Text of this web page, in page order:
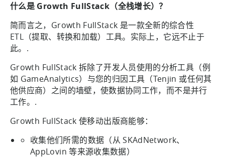
什么是 Growth FullStack（全栈增长）？
简而言之，Growth FullStack 是一款全新的综合性
ETL（提取、转换和加载）工具。实际上，它远不止于
此。.
Growth FullStack 拆除了开发人员使用的分析工具（例
如 GameAnalytics）与您的归因工具（Tenjin 或任何其
他供应商）之间的墙壁，使数据协同工作，而不是并行
工作。.
Growth FullStack 使移动出版商能够：
收集他们所需的数据（从 SKAdNetwork、
AppLovin 等来源收集数据）